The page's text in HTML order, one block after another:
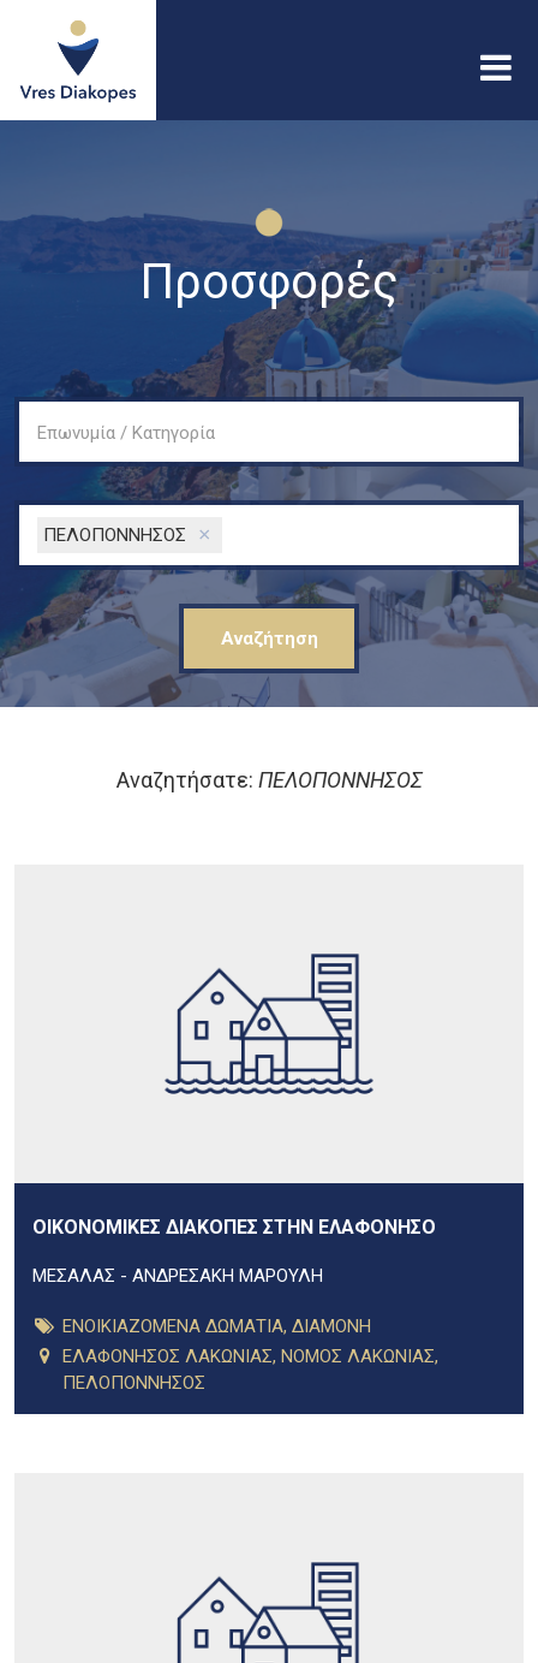
Προσφορές
Επωνυμία / Κατηγορία
×
ΠΕΛΟΠΟΝΝΗΣΟΣ
Αναζητήσατε: ΠΕΛΟΠΟΝΝΗΣΟΣ
ΟΙΚΟΝΟΜΙΚΕΣ ΔΙΑΚΟΠΕΣ ΣΤΗΝ ΕΛΑΦΟΝΗΣΟ
ΜΕΣΑΛΑΣ - ΑΝΔΡΕΣΑΚΗ ΜΑΡΟΥΛΗ
ΕΝΟΙΚΙΑΖΟΜΕΝΑ ΔΩΜΑΤΙΑ, ΔΙΑΜΟΝΗ
ΕΛΑΦΟΝΗΣΟΣ ΛΑΚΩΝΙΑΣ, ΝΟΜΟΣ ΛΑΚΩΝΙΑΣ,
ΠΕΛΟΠΟΝΝΗΣΟΣ